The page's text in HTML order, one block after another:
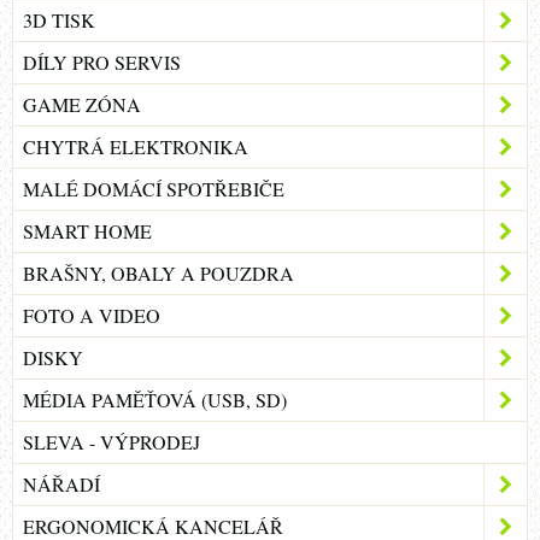
3D TISK
DÍLY PRO SERVIS
GAME ZÓNA
CHYTRÁ ELEKTRONIKA
MALÉ DOMÁCÍ SPOTŘEBIČE
SMART HOME
BRAŠNY, OBALY A POUZDRA
FOTO A VIDEO
DISKY
MÉDIA PAMĚŤOVÁ (USB, SD)
SLEVA - VÝPRODEJ
NÁŘADÍ
ERGONOMICKÁ KANCELÁŘ